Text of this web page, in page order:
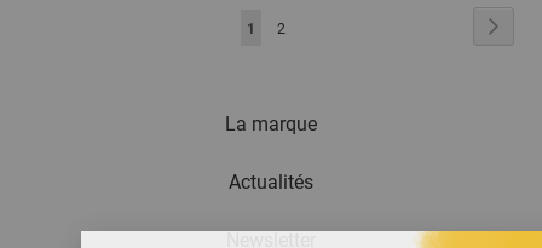
You're
page
1 Page
2
La marque
Actualités